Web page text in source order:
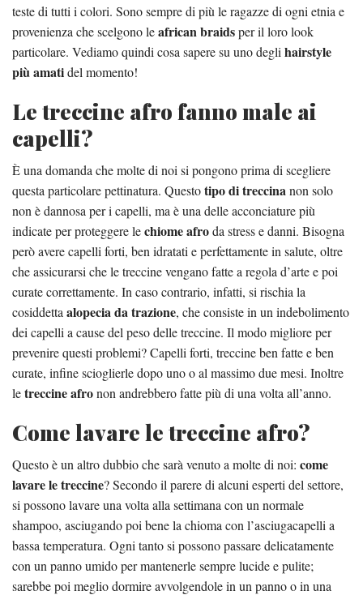
teste di tutti i colori. Sono sempre di più le ragazze di ogni etnia e
provenienza che scelgono leafrican braidsper il loro look
particolare. Vediamo quindi cosa sapere su uno degli hairstyle
più amatidel momento!
Le treccine afro fanno male ai
capelli?
È una domanda che molte di noi si pongono prima di scegliere
questa particolare pettinatura. Questotipo di treccinanon solo
non è dannosa per i capelli, ma è una delle acconciature più
indicate per proteggere lechiome afroda stress e danni. Bisogna
però avere capelli forti, ben idratati e perfettamente in salute, oltre
che assicurarsi che le treccine vengano fatte a regola d’arte e poi
curate correttamente. In caso contrario, infatti, si rischia la
cosiddetta alopecia da trazione, che consiste in un indebolimento
dei capelli a cause del peso delle treccine. Il modo migliore per
prevenire questi problemi? Capelli forti, treccine ben fatte e ben
curate, infine scioglierle dopo uno o al massimo due mesi. Inoltre
letreccine afronon andrebbero fatte più di una volta all’anno.
Come lavare le treccine afro?
Questo è un altro dubbio che sarà venuto a molte di noi: come
lavare le treccine? Secondo il parere di alcuni esperti del settore,
si possono lavare una volta alla settimana con un normale
shampoo, asciugando poi bene la chioma con l’asciugacapelli a
bassa temperatura. Ogni tanto si possono passare delicatamente
con un panno umido per mantenerle sempre lucide e pulite;
sarebbe poi meglio dormire avvolgendole in un panno o in una